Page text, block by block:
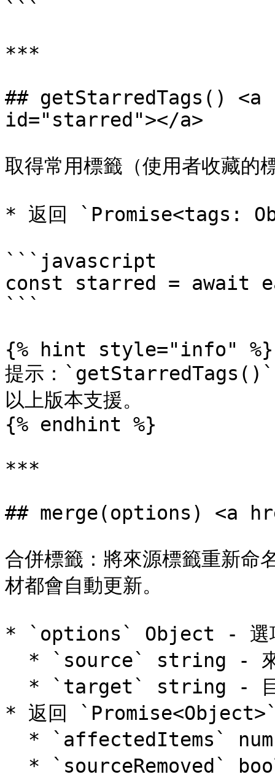
```
***
## getStarredTags()
id="starred"></a>
取得常用標籤（使用者收藏的
* 返回 `Promise<tags:
```javascript
const starred = await
```
{% hint style="info" %}
提示：
以上版本支援。
{% endhint %}
***
## merge(options) <a
合併標籤：將來源標籤重新命
材都會自動更新。
* `options` Object - 選
* 返回